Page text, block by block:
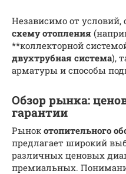
Независимо от условий,
схему отопления
**коллекторной
двухтрубная система),
арматуры и способы
Обзор рынка:
гарантии
Рынок отопительного
предлагает широкий
различных ценовых
премиальных.